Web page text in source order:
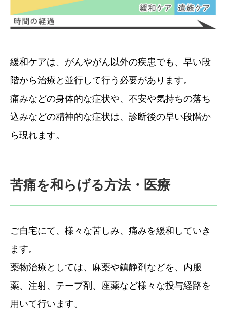
緩和ケアは、がんやがん以外の疾患でも、早い段
階から治療と並行して行う必要があります。
痛みなどの身体的な症状や、不安や気持ちの落ち
込みなどの精神的な症状は、診断後の早い段階か
ら現れます。
苦痛を和らげる方法・医療
ご自宅にて、様々な苦しみ、痛みを緩和していき
ます。
薬物治療としては、麻薬や鎮静剤などを、内服
薬、注射、テープ剤、座薬など様々な投与経路を
用いて行います。